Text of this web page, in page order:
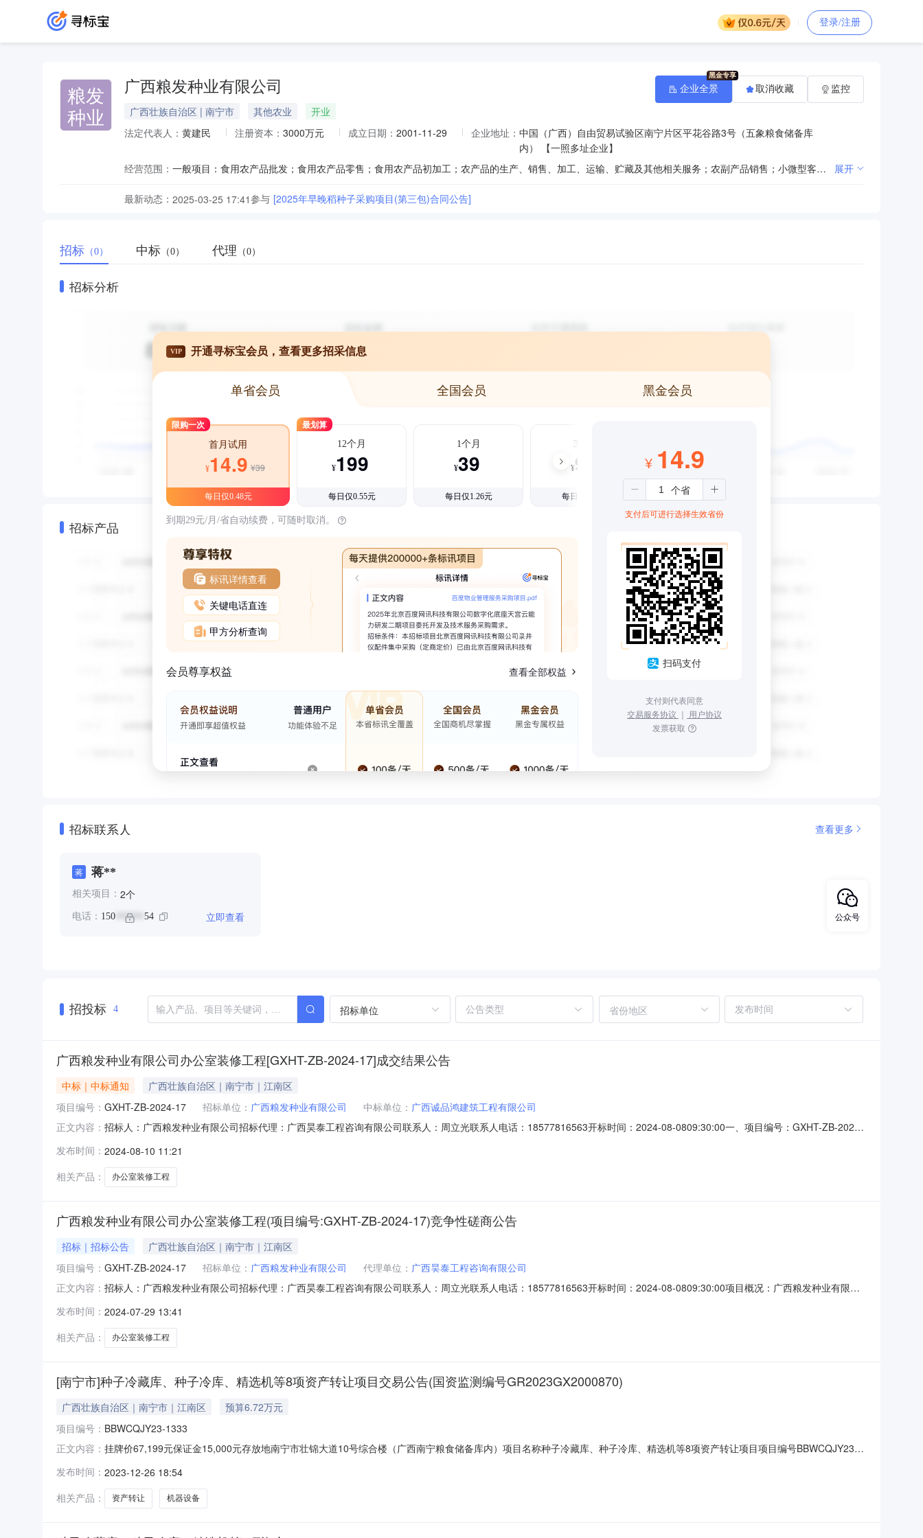
登录/注册
粮发
种业
广西粮发种业有限公司
广西壮族自治区 | 南宁市 其他农业
开业
法定代表人： 黄建民 注册资本： 3000万元 成立日期： 2001-11-29 企业地址： 中国（广西）自由贸易试验区南宁片区平花谷路3号（五象粮食储备库
内） 【一照多址企业】
经营范围：
一般项目：食用农产品批发；食用农产品零售；食用农产品初加工；农产品的生产、销售、加工、运输、贮藏及其他相关服务；农副产品销售；小微型客车租赁经营服务；技术服务、技术开发、技术咨询、技术交流、技术转让、技术推广；物料搬运装备销售；粮油仓储服务；食品销售（仅销售预包装食品）；粮食收购；饲料原料销售；谷物销售（除依法须经批准的项目外，凭营业执照依法自主开展经营活动）许可项目：农作物种子经营；主要农作物种子生产；食品销售；粮食加工食品生产（依法须经批准的项目，经相关部门批准后方可开展经营活动，具体经营项目以相关部门批准文件或许可证件为准） 展开
最新动态： 2025-03-25 17:41参与 [2025年早晚稻种子采购项目(第三包)合同公告]
企业全景 取消收藏 监控
招标 （0） 中标 （0） 代理 （0）
招标分析
招标产品
VIP 开通寻标宝会员，查看更多招采信息
单省会员 全国会员 黑金会员
限购一次
首月试用
¥14.9 ¥39
每日仅0.48元
最划算
12个月
¥199
每日仅0.55元
1个月
¥39
每日仅1.26元
3个月
¥99
每日仅1.08元
到期29元/月/省自动续费，可随时取消。
标讯详情查看
关键电话直连
甲方分析查询
会员尊享权益 查看全部权益
¥ 14.9
支付后可进行选择生效省份
扫码支付
支付则代表同意
交易服务协议 ｜ 用户协议
发票获取
招标联系人 查看更多
蒋 蒋**
相关项目： 2个
电话： 150 ****** 54 立即查看
招投标 4 招标单位 省份地区
广西粮发种业有限公司办公室装修工程[GXHT-ZB-2024-17]成交结果公告
中标｜中标通知
广西壮族自治区｜南宁市｜江南区
项目编号： GXHT-ZB-2024-17 招标单位： 广西粮发种业有限公司 中标单位： 广西诚品鸿建筑工程有限公司
正文内容： 招标人：广西粮发种业有限公司招标代理：广西昊泰工程咨询有限公司联系人：周立光联系人电话：18577816563开标时间：2024-08-0809:30:00一、项目编号：GXHT-ZB-2024-
务期：自签订合同之日起30日（日历日）内验收合格并交付使用。成交供应商地址：南宁市兴宁区明秀东路196号虎邱大厦2号楼5层501号房四、评审专家名单：董珍叶
发布时间： 2024-08-10 11:21
相关产品：
办公室装修工程
广西粮发种业有限公司办公室装修工程(项目编号:GXHT-ZB-2024-17)竞争性磋商公告
招标｜招标公告
广西壮族自治区｜南宁市｜江南区
项目编号： GXHT-ZB-2024-17 招标单位： 广西粮发种业有限公司 代理单位： 广西昊泰工程咨询有限公司
正文内容： 招标人：广西粮发种业有限公司招标代理：广西昊泰工程咨询有限公司联系人：周立光联系人电话：18577816563开标时间：2024-08-0809:30:00项目概况：广西粮发种业有限公
时间）前递交磋商响应文件。一、项目基本情况项目编号：GXHT-ZB-2024-17项目名称：广西粮发种业有限公司办公室装修工程采购方式：竞争性磋商控制价金额：人民币叁
发布时间： 2024-07-29 13:41
相关产品：
办公室装修工程
[南宁市]种子冷藏库、种子冷库、精选机等8项资产转让项目交易公告(国资监测编号GR2023GX2000870)
广西壮族自治区｜南宁市｜江南区
预算6.72万元
项目编号： BBWCQJY23-1333
正文内容： 挂牌价67,199元保证金15,000元存放地南宁市壮锦大道10号综合楼（广西南宁粮食储备库内）项目名称种子冷藏库、种子冷库、精选机等8项资产转让项目项目编号BBWCQJY23-
2023年12月26日至2024年1月4日10:00限时报价周期：180秒挂牌期满，如未征集到意向受让方不变更挂牌条件，按照5个工作日为一个周期
发布时间： 2023-12-26 18:54
相关产品：
资产转让 机器设备
公众号